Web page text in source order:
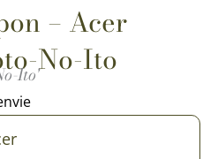
– Acer
No-Ito
Ito'